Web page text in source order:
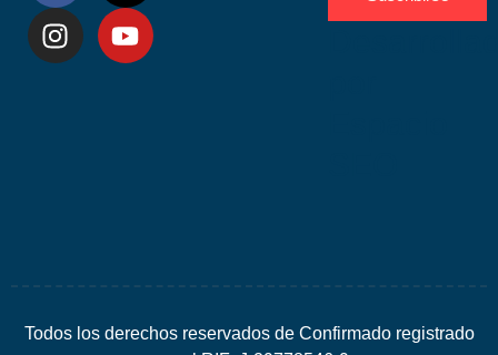
Todos los derechos reservados de Confirmado registrado